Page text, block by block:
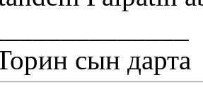
сын дарта